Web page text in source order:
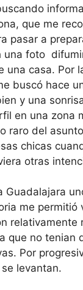
que me
pasar a
una foto
una casa. Por
buscó hace
y una
en una zona
raro del
chicas
otras
Guadalajara
me permitió
relativamente
que no tenian
Por
levantan.